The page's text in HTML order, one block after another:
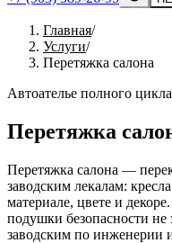
Главная/
Услуги/
Перетяжка салона
Автоателье полного
Перетяжка
Перетяжка салона —
заводским лекалам:
материале, цвете и
подушки безопасности не
заводским по инженерии